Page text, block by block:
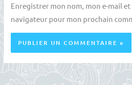
Enregistrer mon nom, mon e-mail
navigateur pour mon prochain